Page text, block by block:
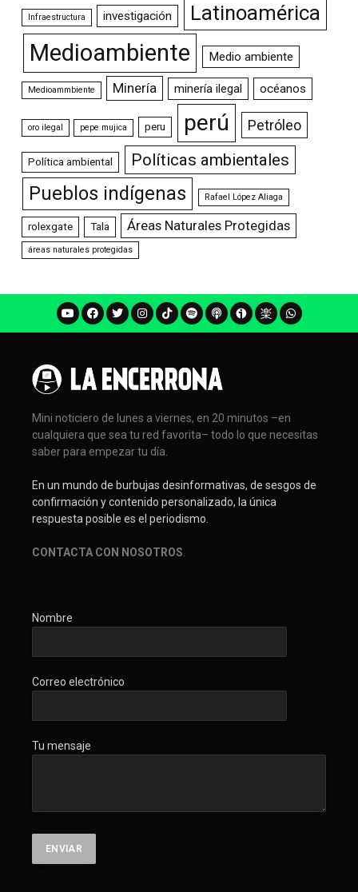
Infraestructura investigación Latinoamérica
Medioambiente Medio ambiente
Medioammbiente Minería minería ilegal océanos
oro ilegal pepe mujica peru perú Petróleo
Política ambiental Políticas ambientales
Pueblos indígenas Rafael López Aliaga
rolexgate Tala Áreas Naturales Protegidas
áreas naturales protegidas
Mini noticiero de lunes a viernes, en 20 minutos –en
cualquiera que sea tu red favorita– todo lo que necesitas
saber para empezar tu día.
En un mundo de burbujas desinformativas, de sesgos de
confirmación y contenido personalizado, la única
respuesta posible es el periodismo.
CONTACTA CON NOSOTROS
Nombre
Correo electrónico
Tu mensaje